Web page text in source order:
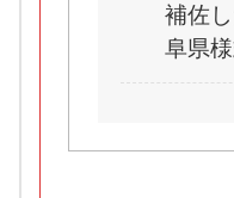
補佐
阜県様